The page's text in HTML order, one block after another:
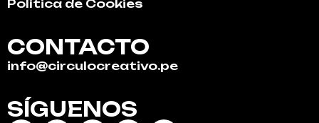
Política de Cookies
CONTACTO
info@circulocreativo.pe
SÍGUENOS